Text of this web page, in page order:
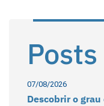
07/08/2026
Descobrir o